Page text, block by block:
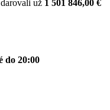
už 1 501 846,00 €
do 20:00